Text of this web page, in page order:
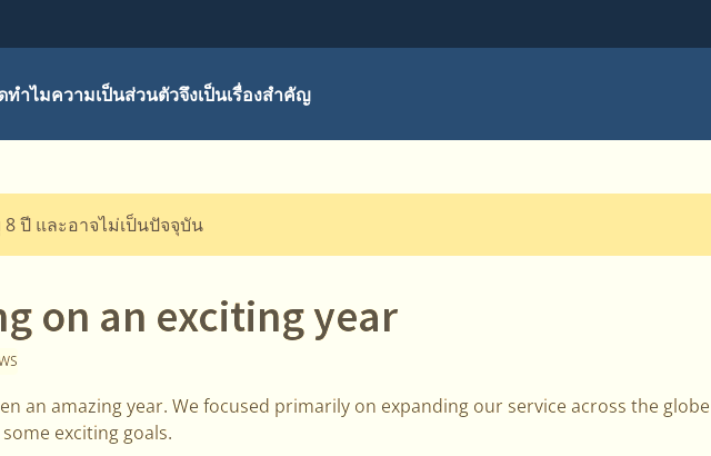
ทำไมความเป็นส่วนตัวจึงเป็นเรื่องสำคัญ
ปี และอาจไม่เป็นปัจจุบัน
on an exciting year
an amazing year. We focused primarily on expanding our service across the globe
exciting goals.